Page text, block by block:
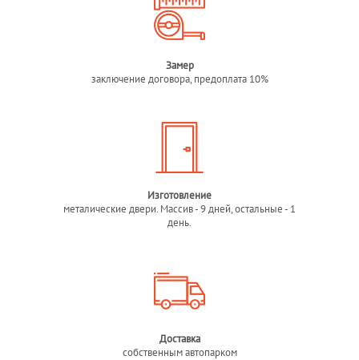
Замер
заключение договора, предоплата 10%
Изготовление
металические двери. Массив - 9 дней, остальные - 1
день.
Доставка
собственным автопарком